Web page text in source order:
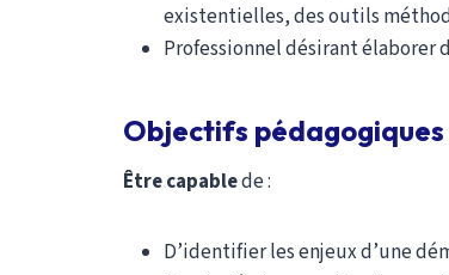
existentielles, des outils
Professionnel désirant élaborer
Objectifs pédagogiques
Être capablede :
D’identifier les enjeux d’une